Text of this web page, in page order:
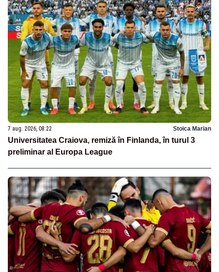
7 aug. 2026, 08:22 Stoica Marian
Universitatea Craiova, remiză în Finlanda, în turul 3
preliminar al Europa League